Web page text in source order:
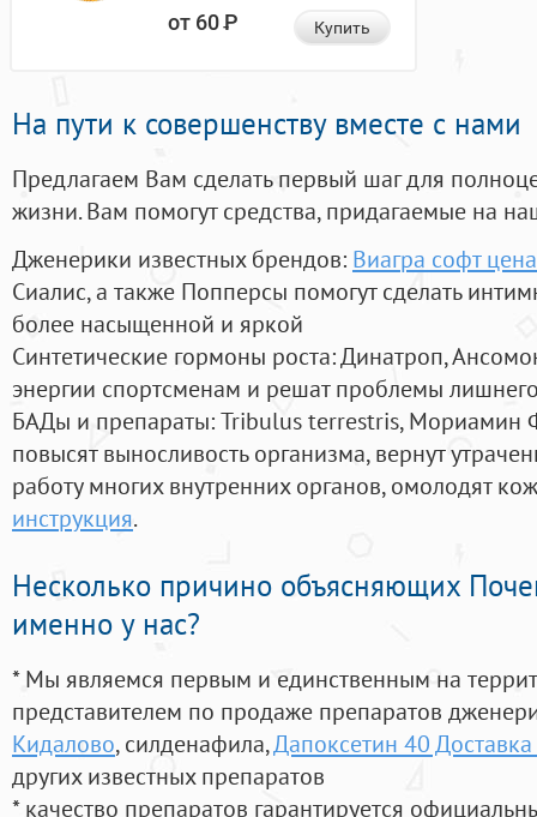
от 60Р Купить
На пути к совершенству вместе с нами
Предлагаем Вам сделать первый шаг для
жизни. Вам помогут средства, придагаемые на
Дженерики известных брендов: Виагра софт
Сиалис, а также Попперсы помогут сделать
более насыщенной и яркой
Синтетические гормоны роста: Динатроп,
энергии спортсменам и решат проблемы
БАДы и препараты:Tribulus terrestris, Мориамин
повысят выносливость организма, вернут
работу многих внутренних органов, омолодят
инструкция.
Несколько причино объясняющих
именно у нас?
* Мы являемся первым и единственным на
представителем по продаже препаратов
Кидалово, силденафила,Дапоксетин 40 Доставка
других известных препаратов
* качество препаратов гарантируется